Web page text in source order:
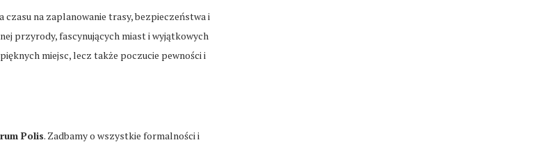
czasu na zaplanowanie trasy, bezpieczeństwa i
przyrody, fascynujących miast i wyjątkowych
miejsc, lecz także poczucie pewności i
Polis. Zadbamy o wszystkie formalności i